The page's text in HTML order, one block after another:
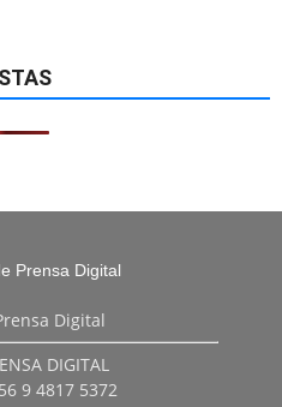
DIGITAL
9 4817 5372